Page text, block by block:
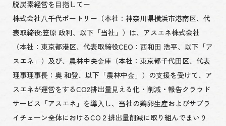
脱炭素経営を⽬指してー
株式会社⼋千代ポートリー（本社：神奈川県横浜市港南区、代
表取締役:笠原 政利、以下「当社」）は、アスエネ株式会社
（本社：東京都港区、代表取締役CEO：⻄和⽥ 浩平、以下「ア
スエネ」）及び、農林中央⾦庫（本社：東京都千代⽥区、代表
理事理事⻑：奥 和登、以下「農林中⾦」）の⽀援を受けて、ア
スエネが運営をするCO2排出量⾒える化・削減・報告クラウド
サービス「アスエネ」を導⼊し、当社の鶏卵⽣産およびサプラ
イチェーン全体におけるCO２排出量削減に取り組んでまいり